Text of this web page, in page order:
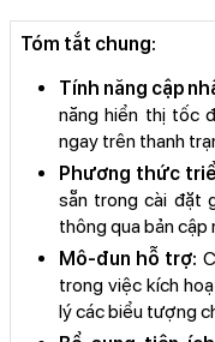
Tóm tắt chung:
Tính năng cập
năng hiển thị tốc
ngay trên thanh
Phương thức
sẵn trong cài đặt
thông qua bản
Mô-đun hỗ trợ:
trong việc kích
lý các biểu tượng